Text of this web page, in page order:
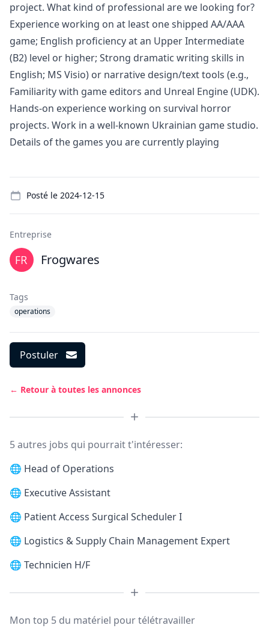
project. What kind of professional are we looking for?
Experience working on at least one shipped AA/AAA
game; English proficiency at an Upper Intermediate
(B2) level or higher; Strong dramatic writing skills in
English; MS Visio) or narrative design/text tools (e.g.,
Familiarity with game editors and Unreal Engine (UDK).
Hands-on experience working on survival horror
projects. Work in a well-known Ukrainian game studio.
Details of the games you are currently playing
Posté le 2024-12-15
Entreprise
Frogwares
Tags
operations
Postuler
← Retour à toutes les annonces
5 autres jobs qui pourrait t'intéresser:
🌐 Head of Operations
🌐 Executive Assistant
🌐 Patient Access Surgical Scheduler I
🌐 Logistics & Supply Chain Management Expert
🌐 Technicien H/F
Mon top 5 du matériel pour télétravailler